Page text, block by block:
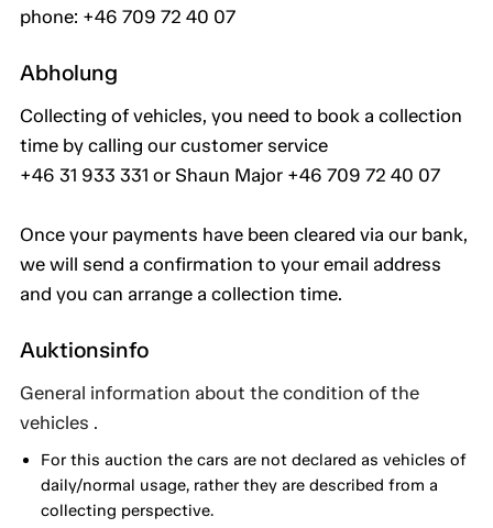
phone: +46 709 72 40 07
Abholung
Collecting of vehicles, you need to book a collection
time by calling our customer service
+46 31 933 331 or Shaun Major +46 709 72 40 07
Once your payments have been cleared via our bank,
we will send a confirmation to your email address
and you can arrange a collection time.
Auktionsinfo
General information about the condition of the
vehicles .
For this auction the cars are not declared as vehicles of
daily/normal usage, rather they are described from a
collecting perspective.